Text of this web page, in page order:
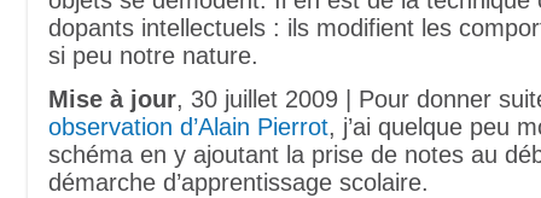
dopants intellectuels : ils modifient les
si peu notre nature.
Mise à jour, 30 juillet 2009 | Pour donner
observation d’Alain Pierrot, j’ai quelque peu
schéma en y ajoutant la prise de notes au
démarche d’apprentissage scolaire.